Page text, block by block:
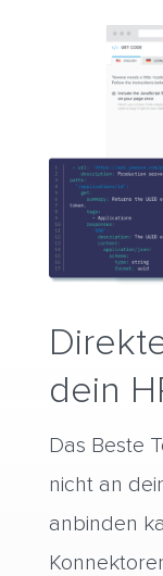
dein
Das Beste
nicht an
anbinden